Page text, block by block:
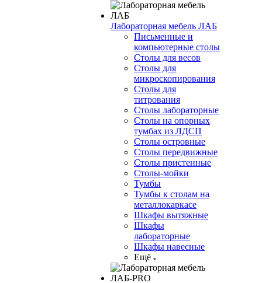
Лабораторная мебель ЛАБ
Письменные и
компьютерные столы
Столы для весов
Столы для
микроскопирования
Столы для
титрования
Столы лабораторные
Столы на опорных
тумбах из ЛДСП
Столы островные
Столы передвижные
Столы пристенные
Столы-мойки
Тумбы
Тумбы к столам на
металлокаркасе
Шкафы вытяжные
Шкафы
лабораторные
Шкафы навесные
Ещё